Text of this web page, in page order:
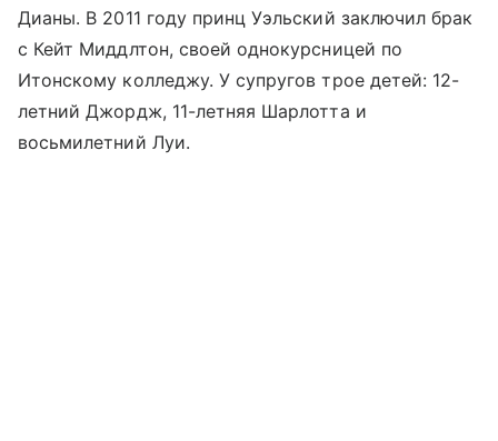
Дианы. В 2011 году принц Уэльский заключил брак
с Кейт Миддлтон, своей однокурсницей по
Итонскому колледжу. У супругов трое детей: 12-
летний Джордж, 11-летняя Шарлотта и
восьмилетний Луи.